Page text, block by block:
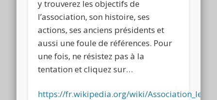
y trouverez les objectifs de
l’association, son histoire, ses
actions, ses anciens présidents et
aussi une foule de références. Pour
une fois, ne résistez pas à la
tentation et cliquez sur…
https://fr.wikipedia.org/wiki/